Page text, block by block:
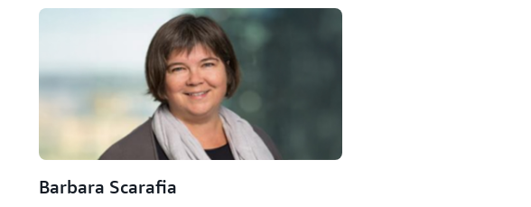
Barbara Scarafia